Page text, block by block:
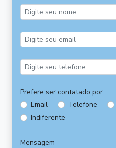
Prefere ser contatado por
Email
Telefone
Indiferente
Mensagem